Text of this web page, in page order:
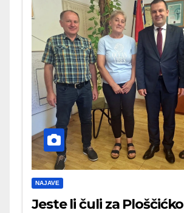
NAJAVE
Jeste li čuli za Ploščićko